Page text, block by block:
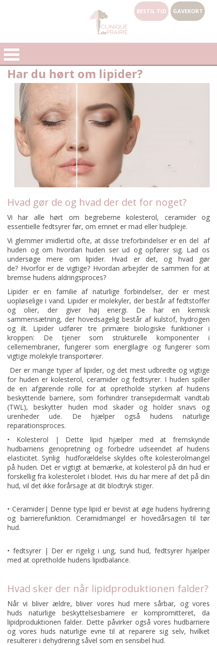
BESTIL TID GAVEKORT
Har du hørt om lipider?
Hvad gør de og hvad der det for noget?
Vi har alle hørt om begreberne kolesterol, ceramider og
essentielle fedtsyrer før, om emnet er mad eller hudpleje.
Vi glemmer imidlertid ofte, at disse treforbindelser er en del af
huden og om hvordan huden ser ud og opfører sig. Lad os
undersøge mere om lipider. Hvad er det, og hvad gør
de? Hvorfor er de vigtige? Hvordan arbejder de sammen for at
bremse hudens aldringsproces?
Lipider er en familie af naturlige forbindelser, der er mest
uopløselige i vand. Lipider er molekyler, der består af fedtstoffer
og olier, der giver høj energi. De har en kemisk
sammensætning, der hovedsagelig består af kulstof, hydrogen
og ilt. Lipider udfører tre primære biologiske funktioner i
kroppen: De tjener som strukturelle komponenter i
cellemembraner, fungerer som energilagre og fungerer som
vigtige molekyle transportører.
Der er mange typer af lipider, og det mest udbredte og vigtige
for huden er kolesterol, ceramider og fedtsyrer. I huden spiller
de en afgørende rolle for at opretholde styrken af hudens
beskyttende barriere, som forhindrer transepidermalt vandtab
(TWL), beskytter huden mod skader og holder snavs og
urenheder ude. De hjælper også hudens naturlige
reparationsproces.
• Kolesterol | Dette lipid hjælper med at fremskynde
hudbarriens genopretning og forbedre udseendet af hudens
elasticitet. Synlig hudforældelse skyldes ofte kolesterolmangel
på huden. Det er vigtigt at bemærke, at kolesterol på din hud er
forskellig fra kolesterolet i blodet. Hvis du har mere af det på din
hud, vil det ikke forårsage at dit blodtryk stiger.
• Ceramider| Denne type lipid er bevist at øge hudens hydrering
og barrierefunktion. Ceramidmangel er hovedårsagen til tør
hud.
• fedtsyrer | Der er rigelig i ung, sund hud, fedtsyrer hjælper
med at opretholde hudens lipidbalance.
Hvad sker der når lipidproduktionen falder?
Når vi bliver ældre, bliver vores hud mere sårbar, og vores
huds naturlige beskyttelsesbarriere er kompromitteret, da
lipidproduktionen falder. Dette påvirker også vores hudbarriere
og vores huds naturlige evne til at reparere sig selv, hvilket
resulterer i dehydrering såvel som en sensibel hud.